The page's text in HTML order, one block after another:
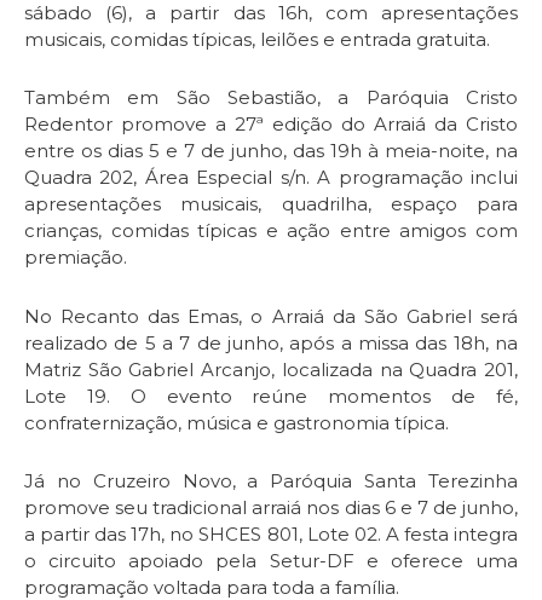
sábado (6), a partir das 16h, com apresentações
musicais, comidas típicas, leilões e entrada gratuita.
Também em São Sebastião, a Paróquia Cristo
Redentor promove a 27ª edição do Arraiá da Cristo
entre os dias 5 e 7 de junho, das 19h à meia-noite, na
Quadra 202, Área Especial s/n. A programação inclui
apresentações musicais, quadrilha, espaço para
crianças, comidas típicas e ação entre amigos com
premiação.
No Recanto das Emas, o Arraiá da São Gabriel será
realizado de 5 a 7 de junho, após a missa das 18h, na
Matriz São Gabriel Arcanjo, localizada na Quadra 201,
Lote 19. O evento reúne momentos de fé,
confraternização, música e gastronomia típica.
Já no Cruzeiro Novo, a Paróquia Santa Terezinha
promove seu tradicional arraiá nos dias 6 e 7 de junho,
a partir das 17h, no SHCES 801, Lote 02. A festa integra
o circuito apoiado pela Setur-DF e oferece uma
programação voltada para toda a família.